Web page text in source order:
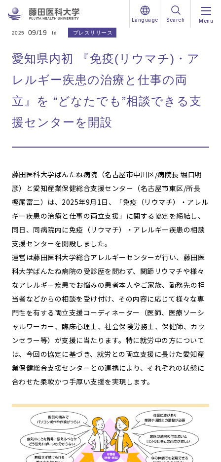
Language Search Menu
2025 09/19 fri プレスリリース
愛知県内初 『免疫(リウマチ)・ア
レルギー疾患の治療と仕事の両
立』を “どなたでも”相談できる支
援センターを開設
藤田医科大学ばんたね病院（名古屋市中川区/病院長 堀口明
彦）と愛知産業保健総合支援センター（名古屋市東区/所長
樫尾富二）は、2025年9月1日、「免疫（リウマチ）・アレル
ギー疾患の治療と仕事の両立支援」に関する協定を締結し、
同日、同病院内に免疫（リウマチ）・アレルギー疾患の相談
支援センターを開設しました。
運営は藤田医科大学総合アレルギーセンターが行い、藤田医
科大学ばんたね病院の受診歴を問わず、関節リウマチや様々
なアレルギー疾患でお悩みの患者本人やご家族、勤務先の担
当者などからの相談を受け付け、その内容に応じて様々な専
門性を有する両立支援コーディネーター（医師、医療ソーシ
ャルワーカー、臨床心理士、社会保険労務士、保健師、カウ
ンセラー等）が支援に当たります。特に就労中の方について
は、今回の協定に基づき、就労との両立支援に長けた愛知産
業保健総合支援センターとの連携により、それぞれの状態に
合わせた柔軟かつ手厚い支援を実現します。